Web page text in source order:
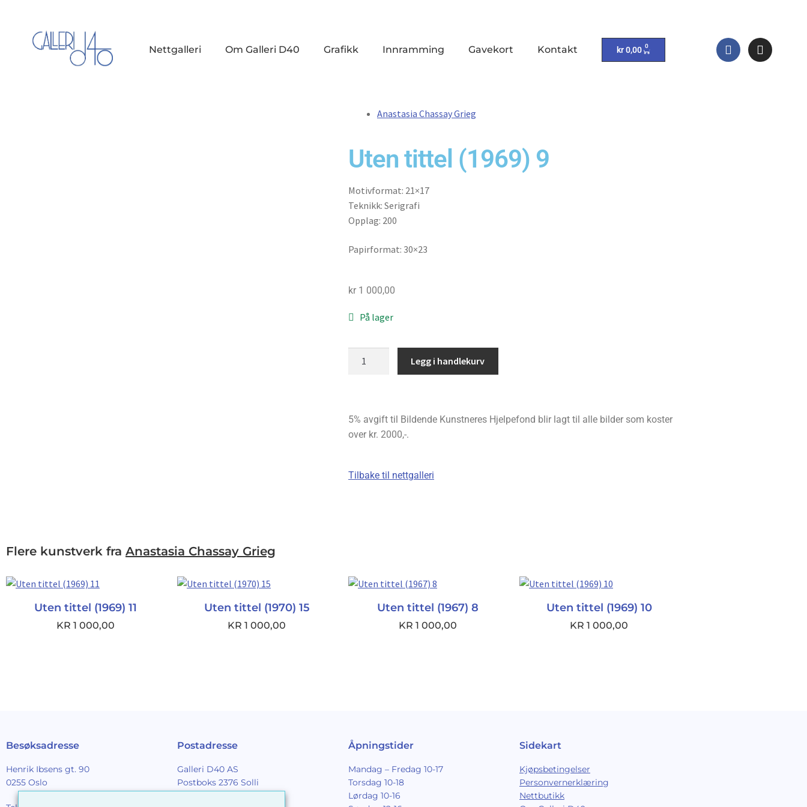
Nettgalleri Om Galleri D40 Grafikk Innramming Gavekort Kontakt kr0,00 0
Anastasia Chassay Grieg
Uten tittel (1969) 9
Motivformat: 21×17
Teknikk: Serigrafi
Opplag: 200
Papirformat: 30×23
kr 1 000,00
På lager
Legg i handlekurv
5% avgift til Bildende Kunstneres Hjelpefond blir lagt til alle bilder som koster
over kr. 2000,-.
Tilbake til nettgalleri
Flere kunstverk fra Anastasia Chassay Grieg
Uten tittel (1969) 11
KR 1 000,00
Uten tittel (1970) 15
KR 1 000,00
Uten tittel (1967) 8
KR 1 000,00
Uten tittel (1969) 10
KR 1 000,00
Besøksadresse
Henrik Ibsens gt. 90
0255 Oslo
Postadresse
Galleri D40 AS
Postboks 2376 Solli
Åpningstider
Mandag – Fredag 10-17
Torsdag 10-18
Lørdag 10-16
Sidekart
Kjøpsbetingelser
Personvernerklæring
Nettbutikk